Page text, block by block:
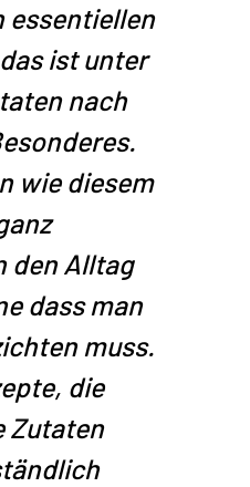
essentiellen
ist unter
nach
wie diesem
den Alltag
dass man
muss.
die
Zutaten